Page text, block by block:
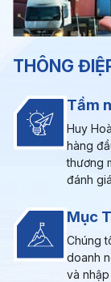
THÔNG
Tầm
Huy
hàng
thương
đánh
Mục
Chúng
doanh
và